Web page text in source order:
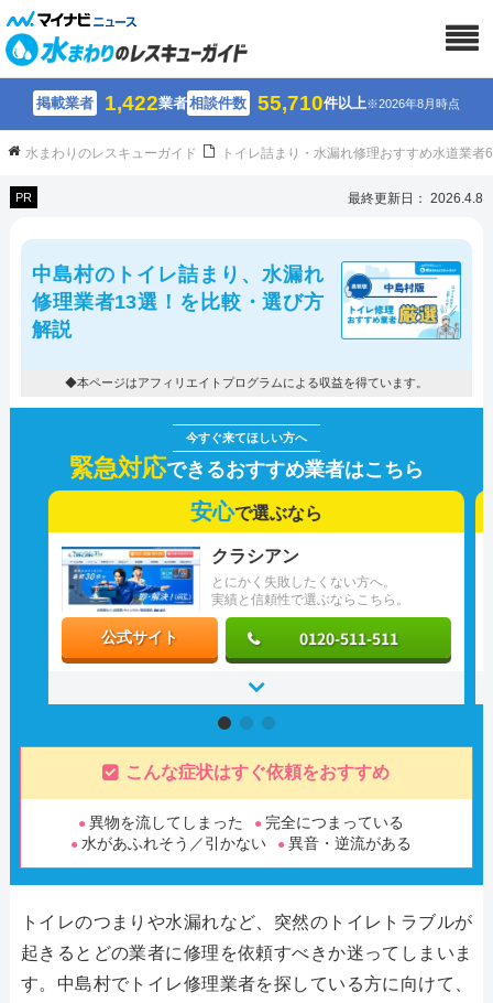
掲載業者 1,422業者相談件数 55,710件以上※2026年8月時点
水まわりのレスキューガイド トイレ詰まり・水漏れ修理おすすめ水道業
PR 最終更新日： 2026.4.8
中島村のトイレ詰まり、水漏れ
修理業者13選！を比較・選び方
解説
◆本ページはアフィリエイトプログラムによる収益を得ています。
緊急対応できるおすすめ業者はこちら
安心で選ぶなら
とにかく失敗したくない方へ。
実績と信頼性で選ぶならこちら。
クラシアン
公式サイト 0120-511-511
こんな症状はすぐ依頼をおすすめ
異物を流してしまった
完全につまっている
水があふれそう／引かない
異音・逆流がある
トイレのつまりや水漏れなど、突然のトイレトラブルが
起きるとどの業者に修理を依頼すべきか迷ってしまいま
す。中島村でトイレ修理業者を探している方に向けて、